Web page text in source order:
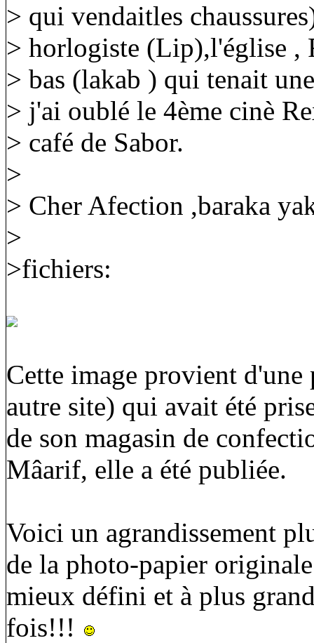
> qui vendaitles
> horlogiste (Lip),l'église ,
> bas (lakab ) qui tenait
> j'ai oublé le 4ème cinè
> café de Sabor.
>
> Cher Afection ,baraka
>
>fichiers:
Cette image provient
autre site) qui avait été
de son magasin de
Mâarif, elle a été publiée.
Voici un agrandissement
de la photo-papier
mieux défini et à plus
fois!!!